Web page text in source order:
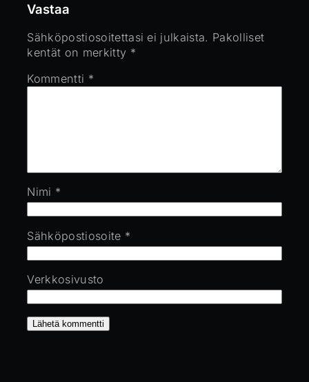
Vastaa
Sähköpostiosoitettasi ei julkaista. Pakolliset
kentät on merkitty *
Kommentti *
Nimi *
Sähköpostiosoite *
Verkkosivusto